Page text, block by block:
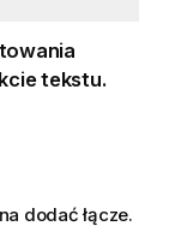
tekstu.
dodać łącze.